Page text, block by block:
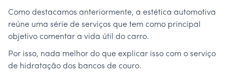
Como destacamos anteriormente, a estética automotiva
reúne uma série de serviços que tem como principal
objetivo comentar a vida útil do carro.
Por isso, nada melhor do que explicar isso com o serviço
de hidratação dos bancos de couro.